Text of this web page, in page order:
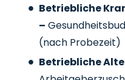
Betriebliche
–
(nach Probezeit)
Betriebliche